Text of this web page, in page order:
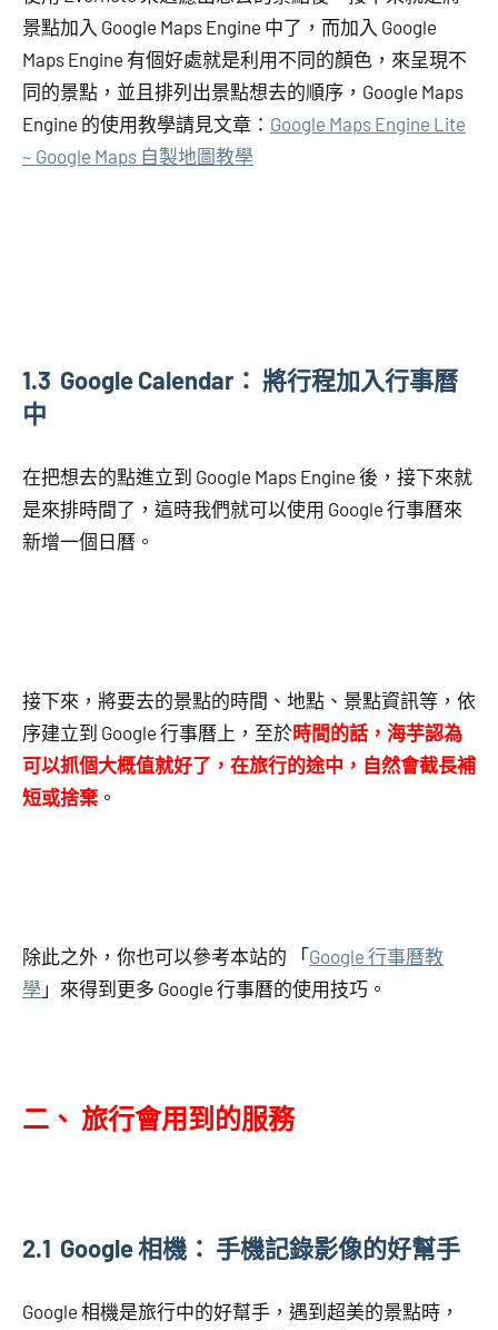
景點加入 Google Maps Engine 中了，而加入 Google
Maps Engine 有個好處就是利用不同的顏色，來呈現不
同的景點，並且排列出景點想去的順序，Google Maps
Engine 的使用教學請見文章： Google Maps Engine Lite
~ Google Maps 自製地圖教學
1.3 Google Calendar： 將行程加入行事曆
中
在把想去的點進立到 Google Maps Engine 後，接下來就
是來排時間了，這時我們就可以使用 Google 行事曆來
新增一個日曆。
接下來，將要去的景點的時間、地點、景點資訊等，依
序建立到 Google 行事曆上，至於時間的話，海芋認為
可以抓個大概值就好了，在旅行的途中，自然會截長補
短或捨棄 。
除此之外，你也可以參考本站的 「Google 行事曆教
學 」來得到更多 Google 行事曆的使用技巧。
二、 旅行會用到的服務
2.1 Google 相機： 手機記錄影像的好幫手
Google 相機是旅行中的好幫手，遇到超美的景點時，